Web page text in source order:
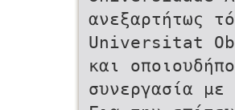
ανεξαρτήτως
Universitat
και
συνεργασία µε